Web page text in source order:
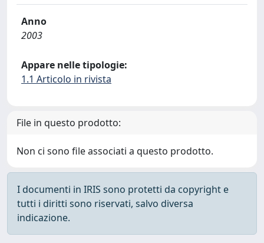
Anno
2003
Appare nelle tipologie:
1.1 Articolo in rivista
File in questo prodotto:
Non ci sono file associati a questo prodotto.
I documenti in IRIS sono protetti da copyright e
tutti i diritti sono riservati, salvo diversa
indicazione.